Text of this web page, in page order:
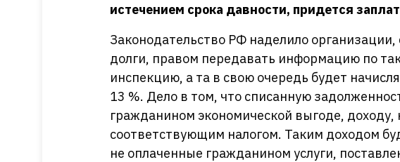
истечением срока давности, придется
Законодательство РФ наделило
долги, правом передавать информацию по
инспекцию, а та в свою очередь будет
13 %. Дело в том, что списанную
гражданином экономической выгоде,
соответствующим налогом. Таким доходом
не оплаченные гражданином услуги,